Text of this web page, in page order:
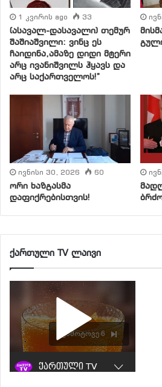
1 კვირის ago 33
(ასავალ-დასავალი) თემურ
შაშიაშვილი: ვინც ეს
ჩაიდინა,ამაზე დიდი მტერი
არც ივანიშვილს ჰყავს და
არც საქართველოს!”
ივნისი 30, 2026 60
ორი ხაზგასმა
დაფიქრებისთვის!
ქართული TV ლაივი